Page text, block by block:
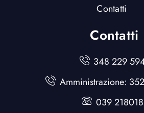
Contatti
Contatti
348 229
Amministrazione:
039